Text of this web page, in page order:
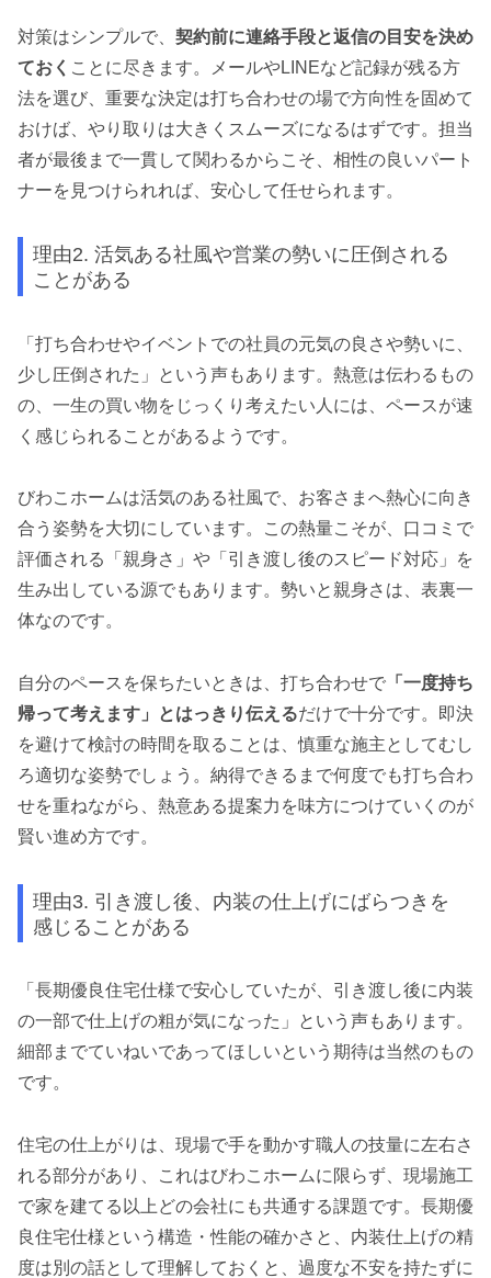
対策はシンプルで、 契約前に連絡手段と返信の目安を決め
ておく ことに尽きます。メールやLINEなど記録が残る方
法を選び、重要な決定は打ち合わせの場で方向性を固めて
おけば、やり取りは大きくスムーズになるはずです。担当
者が最後まで一貫して関わるからこそ、相性の良いパート
ナーを見つけられれば、安心して任せられます。
理由2. 活気ある社風や営業の勢いに圧倒される
ことがある
「打ち合わせやイベントでの社員の元気の良さや勢いに、
少し圧倒された」という声もあります。熱意は伝わるもの
の、一生の買い物をじっくり考えたい人には、ペースが速
く感じられることがあるようです。
びわこホームは活気のある社風で、お客さまへ熱心に向き
合う姿勢を大切にしています。この熱量こそが、口コミで
評価される「親身さ」や「引き渡し後のスピード対応」を
生み出している源でもあります。勢いと親身さは、表裏一
体なのです。
自分のペースを保ちたいときは、打ち合わせで 「一度持ち
帰って考えます」とはっきり伝えるだけで十分です。即決
を避けて検討の時間を取ることは、慎重な施主としてむし
ろ適切な姿勢でしょう。納得できるまで何度でも打ち合わ
せを重ねながら、熱意ある提案力を味方につけていくのが
賢い進め方です。
理由3. 引き渡し後、内装の仕上げにばらつきを
感じることがある
「長期優良住宅仕様で安心していたが、引き渡し後に内装
の一部で仕上げの粗が気になった」という声もあります。
細部までていねいであってほしいという期待は当然のもの
です。
住宅の仕上がりは、現場で手を動かす職人の技量に左右さ
れる部分があり、これはびわこホームに限らず、現場施工
で家を建てる以上どの会社にも共通する課題です。長期優
良住宅仕様という構造・性能の確かさと、内装仕上げの精
度は別の話として理解しておくと、過度な不安を持たずに